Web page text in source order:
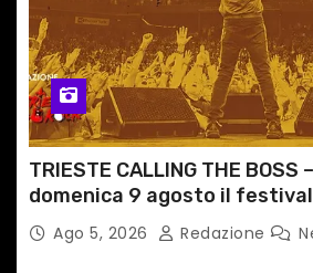
TRIESTE CALLING THE
domenica 9 agosto il
dedicato a Springsteen
Ago 5, 2026 Redazione